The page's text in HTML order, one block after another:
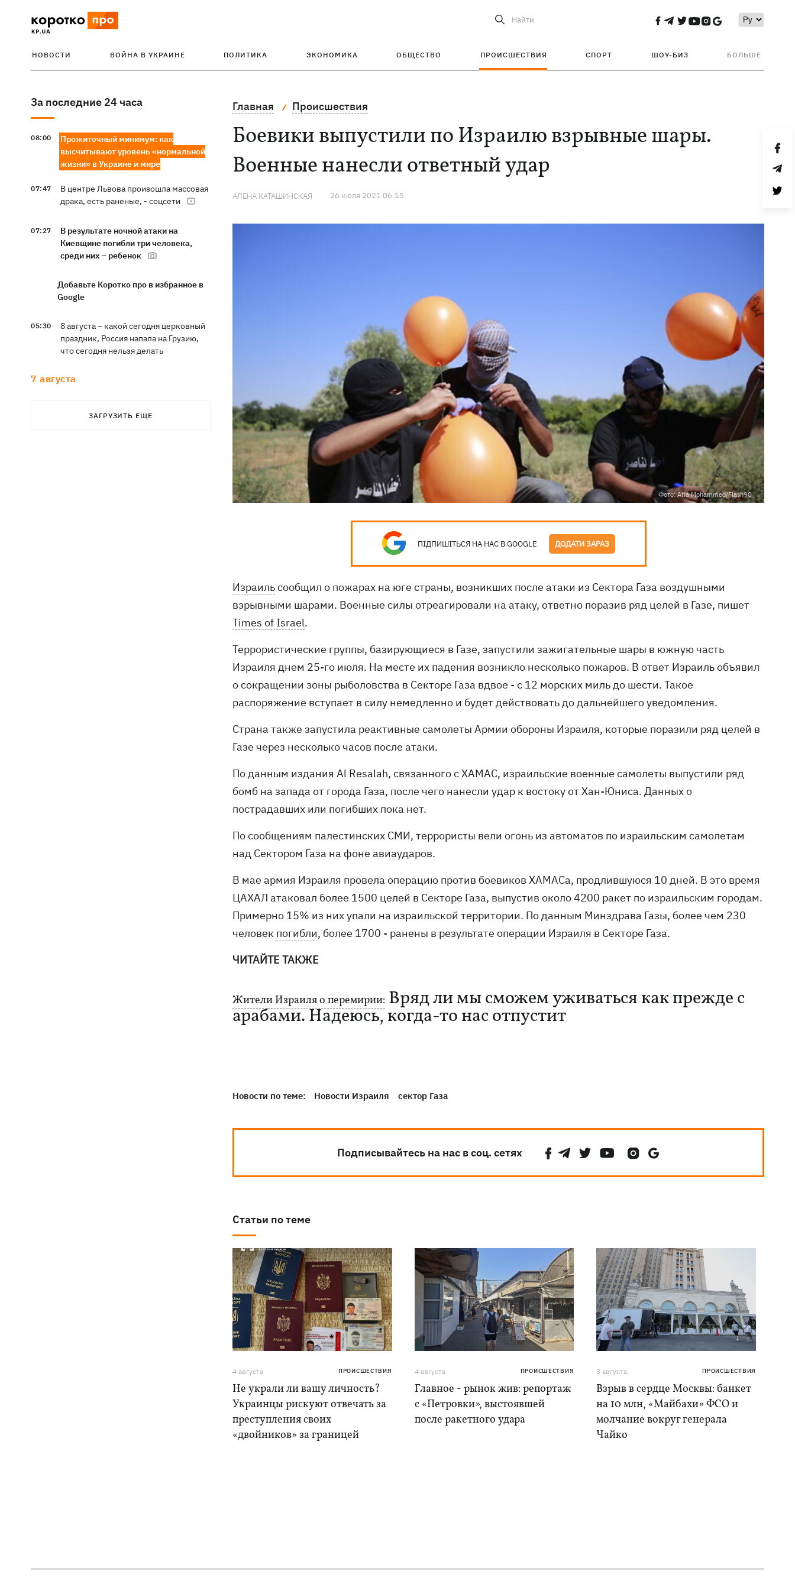
Найти
НОВОСТИ ВОЙНА В УКРАИНЕ ПОЛИТИКА ЭКОНОМИКА ОБЩЕСТВО ПРОИСШЕСТВИЯ СПОРТ ШОУ-БИЗ БОЛЬШЕ
За последние 24 часа
08:00
Прожиточный минимум: как
высчитывают уровень «нормальной
жизни» в Украине и мире
07:47
В центре Львова произошла массовая
драка, есть раненые, - соцсети
07:27
В результате ночной атаки на
Киевщине погибли три человека,
среди них – ребенок
Добавьте Коротко про в избранное в
Google
05:30
8 августа – какой сегодня церковный
праздник, Россия напала на Грузию,
что сегодня нельзя делать
7 августа
Оли Поляковой с призывами
ЗАГРУЗИТЬ ЕЩЕ
Главная Происшествия
Боевики выпустили по Израилю взрывные шары.
Военные нанесли ответный удар
АЛЕНА КАТАШИНСКАЯ 26 июля 2021 06:15
Фото: Atia Mohammed/Flash90
ПІДПИШІТЬСЯ НА НАС В GOOGLE ДОДАТИ ЗАРАЗ
Израильсообщил о пожарах на юге страны, возникших после атаки из Сектора Газа воздушными
взрывными шарами. Военные силы отреагировали на атаку, ответно поразив ряд целей в Газе, пишет
Times of Israel.
​​Террористические группы, базирующиеся в Газе, запустили зажигательные шары в южную часть
Израиля днем 25-го июля. На месте их падения возникло несколько пожаров. В ответ Израиль объявил
о сокращении зоны рыболовства в Секторе Газа вдвое - с 12 морских миль до шести. Такое
распоряжение вступает в силу немедленно и будет действовать до дальнейшего уведомления.
Страна также запустила реактивные самолеты Армии обороны Израиля, которые поразили ряд целей в
Газе через несколько часов после атаки.
По данным издания Al Resalah, связанного с ХАМАС, израильские военные самолеты выпустили ряд
бомб на запада от города Газа, после чего нанесли удар к востоку от Хан-Юниса. Данных о
пострадавших или погибших пока нет.
По сообщениям палестинских СМИ, террористы вели огонь из автоматов по израильским самолетам
над Сектором Газа на фоне авиаударов.
В мае армия Израиля провела операцию против боевиков ХАМАСа, продлившуюся 10 дней. В это время
ЦАХАЛ атаковал более 1500 целей в Секторе Газа, выпустив около 4200 ракет по израильским городам.
Примерно 15% из них упали на израильской территории. По данным Минздрава Газы, более чем 230
человек погибли, более 1700 - ранены в результате операции Израиля в Секторе Газа.
ЧИТАЙТЕ ТАКЖЕ
Жители Израиля о перемирии: Вряд ли мы сможем уживаться как прежде с
арабами. Надеюсь, когда-то нас отпустит
Новости по теме: Новости Израиля сектор Газа
Подписывайтесь на нас в соц. сетях
Статьи по теме
4 августа ПРОИСШЕСТВИЯ
Не украли ли вашу личность?
Украинцы рискуют отвечать за
преступления своих
«двойников» за границей
4 августа ПРОИСШЕСТВИЯ
Главное - рынок жив: репортаж
с «Петровки», выстоявшей
после ракетного удара
3 августа ПРОИСШЕСТВИЯ
Взрыв в сердце Москвы: банкет
на 10 млн, «Майбахи» ФСО и
молчание вокруг генерала
Чайко